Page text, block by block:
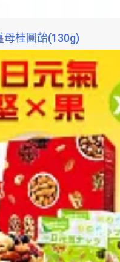
母桂圓飴(130g)